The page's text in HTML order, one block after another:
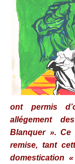
ont permis
allégement
Blanquer ». Ce
remise,tant
domestication